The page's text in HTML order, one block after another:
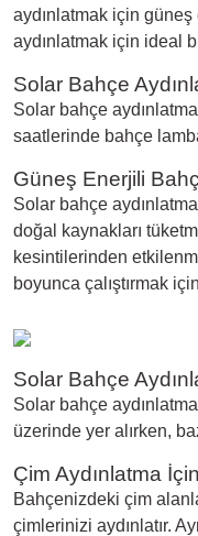
aydınlatmak için
aydınlatmak için ideal
Solar Bahçe
Solar bahçe
saatlerinde bahçe
Güneş Enerjili
Solar bahçe
doğal kaynakları
kesintilerinden
boyunca çalıştırmak
Solar Bahçe
Solar bahçe
üzerinde yer alırken,
Çim Aydınlatma
Bahçenizdeki çim
çimlerinizi aydınlatır.